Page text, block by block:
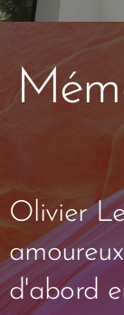
Olivier
d'abord